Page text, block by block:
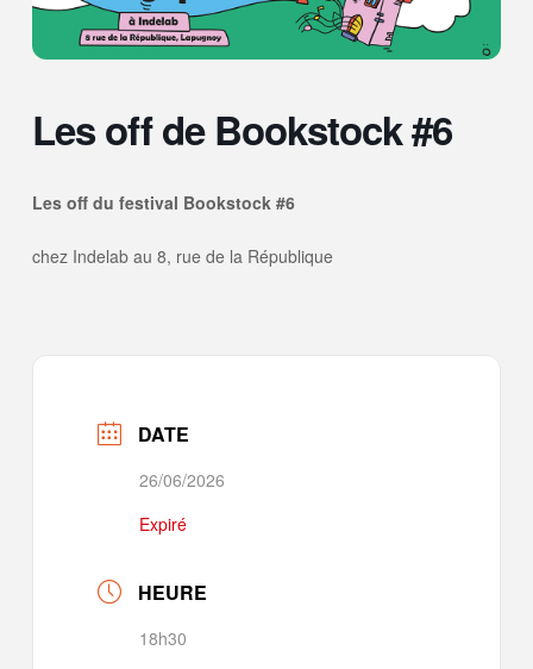
Les off de Bookstock #6
Les off du festival Bookstock #6
chez Indelab au 8, rue de la République
DATE
26/06/2026
Expiré
HEURE
18h30